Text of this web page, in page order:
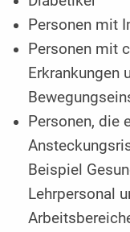
Personen mit
Personen mit
Erkrankungen
Personen, die
Beispiel
Lehrpersonal